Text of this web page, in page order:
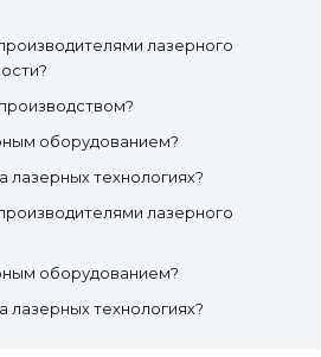
лазерного
оборудованием?
лазерных технологиях?
лазерного
оборудованием?
лазерных технологиях?